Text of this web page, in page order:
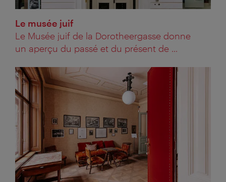
Le musée juif
Le Musée juif de la Dorotheergasse donne
un aperçu du passé et du présent de ...